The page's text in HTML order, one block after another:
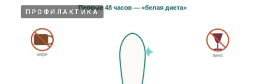
ПРОФИЛАКТИКА